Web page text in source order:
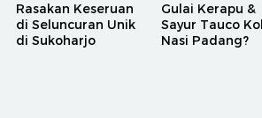
Rasakan Keseruan
di Seluncuran Unik
di Sukoharjo
Gulai Kerapu &
Sayur Tauco
Nasi Padang?